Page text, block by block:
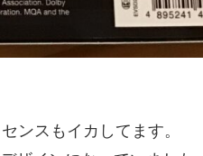
ンスもイカしてます。